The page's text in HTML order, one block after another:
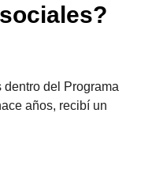
del Programa
años, recibí un